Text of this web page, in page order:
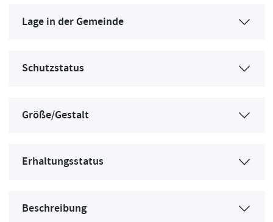
Lage in der Gemeinde
Schutzstatus
Größe/Gestalt
Erhaltungsstatus
Beschreibung